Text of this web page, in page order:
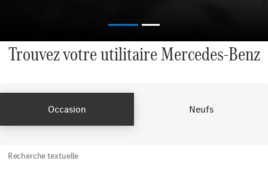
Trouvez votre utilitaire Mercedes-Benz
Occasion Neufs
Recherche textuelle